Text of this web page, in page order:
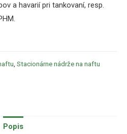
a havarií pri tankovaní, resp.
, Stacionárne nádrže na naftu
Popis